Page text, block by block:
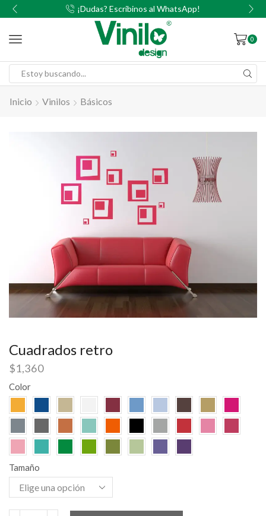
¡Dudas? Escribinos al WhatsApp!
0
Inicio Vinilos Básicos
Cuadrados retro
$1,360
Color
Tamaño